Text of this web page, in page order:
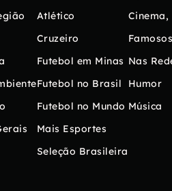
Atlético
Cruzeiro
Futebol em Minas
Futebol no Brasil
Futebol no Mundo
Mais Esportes
Seleção Brasileira
Cinema,
Famosos
Nas
Humor
Música